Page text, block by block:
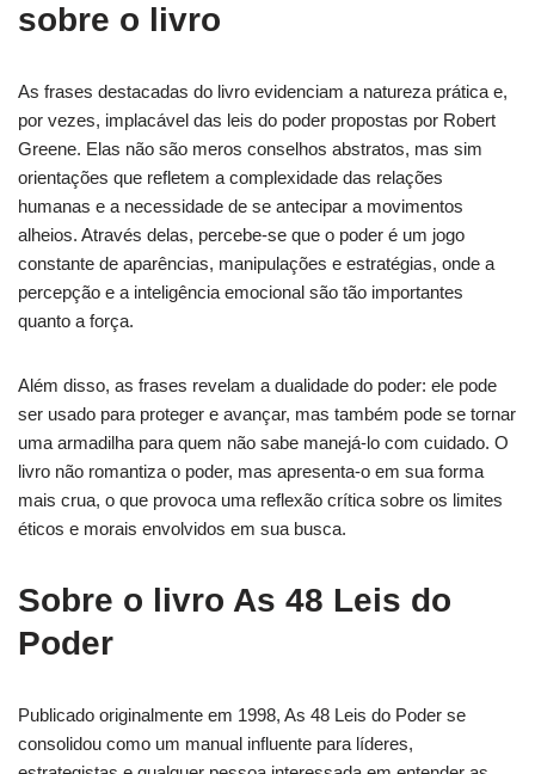
sobre o livro
As frases destacadas do livro evidenciam a natureza prática e,
por vezes, implacável das leis do poder propostas por Robert
Greene. Elas não são meros conselhos abstratos, mas sim
orientações que refletem a complexidade das relações
humanas e a necessidade de se antecipar a movimentos
alheios. Através delas, percebe-se que o poder é um jogo
constante de aparências, manipulações e estratégias, onde a
percepção e a inteligência emocional são tão importantes
quanto a força.
Além disso, as frases revelam a dualidade do poder: ele pode
ser usado para proteger e avançar, mas também pode se tornar
uma armadilha para quem não sabe manejá-lo com cuidado. O
livro não romantiza o poder, mas apresenta-o em sua forma
mais crua, o que provoca uma reflexão crítica sobre os limites
éticos e morais envolvidos em sua busca.
Sobre o livro As 48 Leis do
Poder
Publicado originalmente em 1998, As 48 Leis do Poder se
consolidou como um manual influente para líderes,